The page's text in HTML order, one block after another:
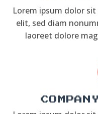
Lorem ipsum dolor
elit, sed diam
laoreet dolore